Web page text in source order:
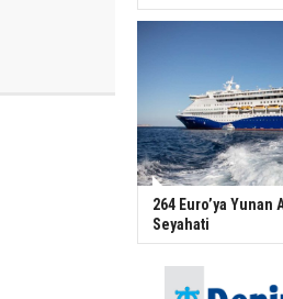
264 Euro’ya Yunan
Seyahati